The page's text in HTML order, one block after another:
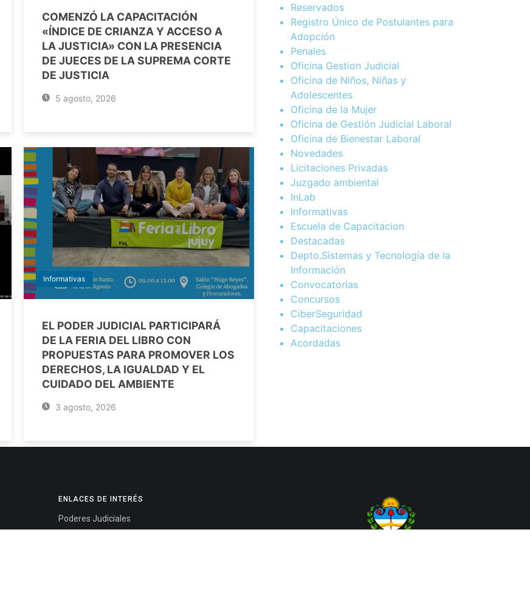
COMENZÓ LA CAPACITACIÓN
«ÍNDICE DE CRIANZA Y ACCESO A
LA JUSTICIA» CON LA PRESENCIA
DE JUECES DE LA SUPREMA CORTE
DE JUSTICIA
5 agosto, 2026
Informativas
EL PODER JUDICIAL PARTICIPARÁ
DE LA FERIA DEL LIBRO CON
PROPUESTAS PARA PROMOVER LOS
DERECHOS, LA IGUALDAD Y EL
CUIDADO DEL AMBIENTE
3 agosto, 2026
Reservados
Registro Único de Postulantes para
Adopción
Penales
Oficina Gestion Judicial
Oficina de Niños, Niñas y
Adolescentes
Oficina de la Mujer
Oficina de Gestión Judicial Laboral
Oficina de Bienestar Laboral
Novedades
Licitaciones Privadas
Juzgado ambiental
InLab
Informativas
Escuela de Capacitacion
Destacadas
Depto.Sistemas y Tecnología de la
Información
Convocatorias
Concursos
CiberSeguridad
Capacitaciones
Acordadas
ENLACES DE INTERÉS
Poderes Judiciales